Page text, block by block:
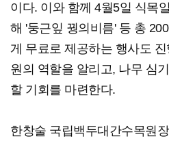
이다. 이와 함께 4월5일 식목
해 '둥근잎 꿩의비름' 등 총
게 무료로 제공하는 행사도
원의 역할을 알리고, 나무 심
할 기회를 마련한다.
한창술 국립백두대간수목원